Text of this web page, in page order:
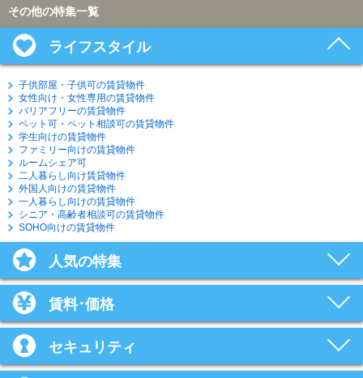
その他の特集一覧
ライフスタイル
子供部屋・子供可の賃貸物件
女性向け・女性専用の賃貸物件
バリアフリーの賃貸物件
ペット可・ペット相談可の賃貸物件
学生向けの賃貸物件
ファミリー向けの賃貸物件
ルームシェア可
二人暮らし向け賃貸物件
外国人向けの賃貸物件
一人暮らし向けの賃貸物件
シニア・高齢者相談可の賃貸物件
SOHO向けの賃貸物件
人気の特集
賃料･価格
セキュリティ